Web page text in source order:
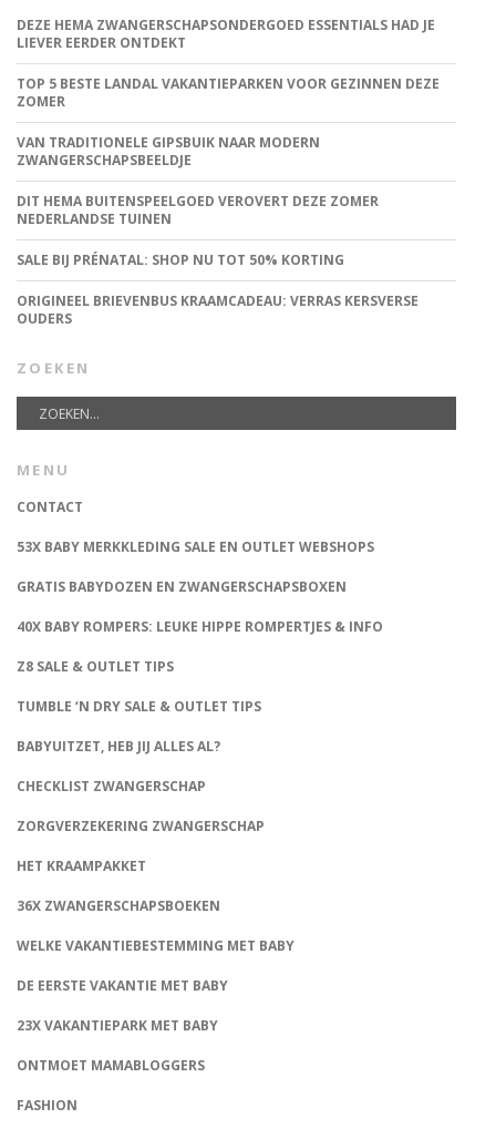
DEZE HEMA ZWANGERSCHAPSONDERGOED ESSENTIALS HAD JE
LIEVER EERDER ONTDEKT
TOP 5 BESTE LANDAL VAKANTIEPARKEN VOOR GEZINNEN DEZE
ZOMER
VAN TRADITIONELE GIPSBUIK NAAR MODERN
ZWANGERSCHAPSBEELDJE
DIT HEMA BUITENSPEELGOED VEROVERT DEZE ZOMER
NEDERLANDSE TUINEN
SALE BIJ PRÉNATAL: SHOP NU TOT 50% KORTING
ORIGINEEL BRIEVENBUS KRAAMCADEAU: VERRAS KERSVERSE
OUDERS
ZOEKEN
MENU
CONTACT
53X BABY MERKKLEDING SALE EN OUTLET WEBSHOPS
GRATIS BABYDOZEN EN ZWANGERSCHAPSBOXEN
40X BABY ROMPERS: LEUKE HIPPE ROMPERTJES & INFO
Z8 SALE & OUTLET TIPS
TUMBLE ‘N DRY SALE & OUTLET TIPS
BABYUITZET, HEB JIJ ALLES AL?
CHECKLIST ZWANGERSCHAP
ZORGVERZEKERING ZWANGERSCHAP
HET KRAAMPAKKET
36X ZWANGERSCHAPSBOEKEN
WELKE VAKANTIEBESTEMMING MET BABY
DE EERSTE VAKANTIE MET BABY
23X VAKANTIEPARK MET BABY
ONTMOET MAMABLOGGERS
FASHION